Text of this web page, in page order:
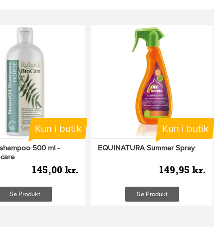
Kun i butik
500 ml -
145,00 kr.
Se Produkt
Kun i butik
EQUINATURA Summer Spray
149,95 kr.
Se Produkt